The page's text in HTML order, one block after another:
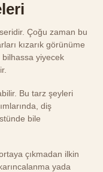
Çoğu zaman bu
kızarık görünüme
bilhassa yiyecek
Bu tarz şeyleri
diş
bile
çıkmadan ilkin
yada